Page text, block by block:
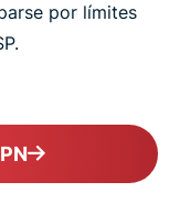
por límites